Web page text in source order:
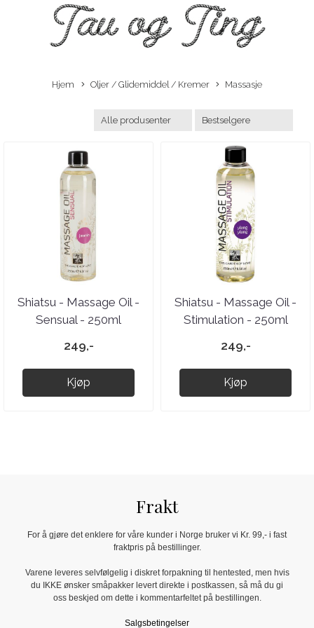
Hjem Oljer / Glidemiddel / Kremer Massasje
Shiatsu - Massage Oil -
Sensual - 250ml
249,-
Kjøp
Shiatsu - Massage Oil -
Stimulation - 250ml
249,-
Kjøp
Frakt
For å gjøre det enklere for våre kunder i Norge bruker vi Kr. 99,- i fast
fraktpris på bestillinger.
Varene leveres selvfølgelig i diskret forpakning til hentested, men hvis
du IKKE ønsker småpakker levert direkte i postkassen, så må du gi
oss beskjed om dette i kommentarfeltet på bestillingen.
Salgsbetingelser